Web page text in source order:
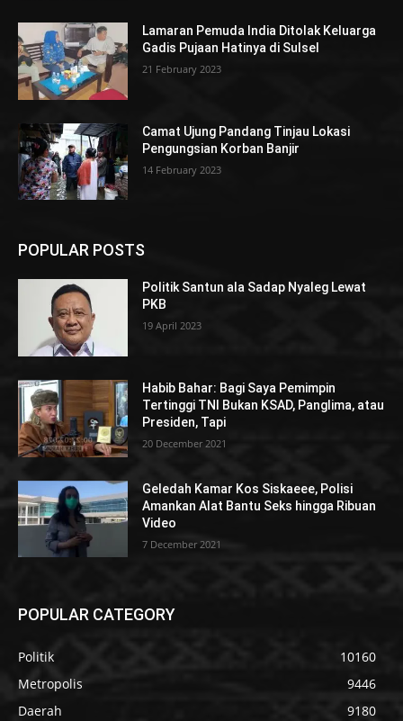
Lamaran Pemuda India Ditolak Keluarga
Gadis Pujaan Hatinya di Sulsel
21 February 2023
Camat Ujung Pandang Tinjau Lokasi
Pengungsian Korban Banjir
14 February 2023
POPULAR POSTS
Politik Santun ala Sadap Nyaleg Lewat
PKB
19 April 2023
Habib Bahar: Bagi Saya Pemimpin
Tertinggi TNI Bukan KSAD, Panglima, atau
Presiden, Tapi
20 December 2021
Geledah Kamar Kos Siskaeee, Polisi
Amankan Alat Bantu Seks hingga Ribuan
Video
7 December 2021
POPULAR CATEGORY
Politik
10160
Metropolis
9446
Daerah
9180